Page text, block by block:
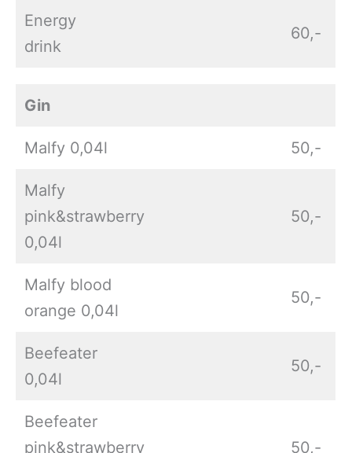
Energy
drink
60,-
Gin
Malfy 0,04l 50,-
Malfy
pink&strawberry
0,04l
50,-
Malfy blood
orange 0,04l
50,-
Beefeater
0,04l
50,-
Beefeater
pink&strawberry
50,-